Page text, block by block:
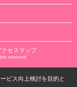
クセスマップ
reserved.
ビス向上検討を目的と